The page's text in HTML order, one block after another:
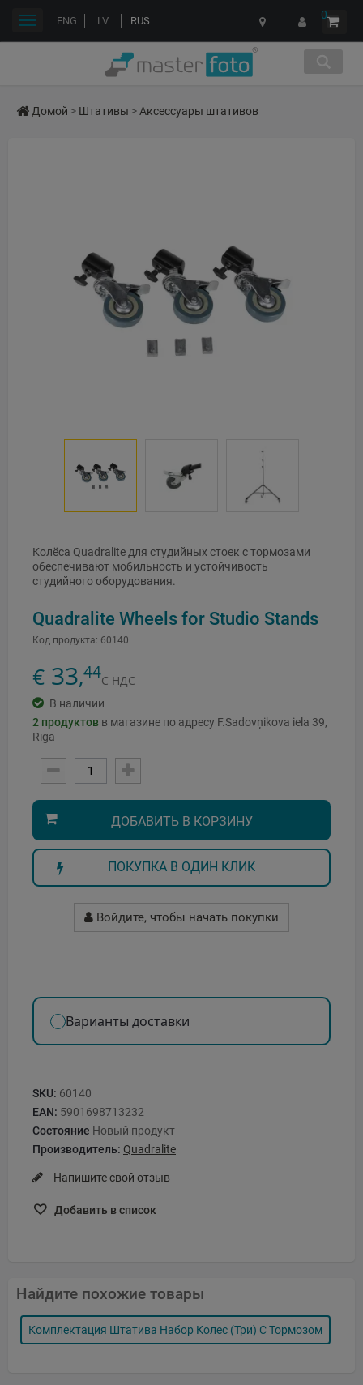
ENG LV RUS 0
Переключить
Домой > Штативы >Аксессуары штативов
Колёса Quadralite для студийных стоек с тормозами
обеспечивают мобильность и устойчивость
студийного оборудования.
Quadralite Wheels for Studio Stands
Код продукта: 60140
€ 33,44С НДС
В наличии
2 продуктов в магазине по адресу F.Sadovņikova iela 39,
Rīga
ДОБАВИТЬ В КОРЗИНУ
ПОКУПКА В ОДИН КЛИК
Войдите, чтобы начать покупки
Варианты доставки
SKU: 60140
EAN: 5901698713232
Состояние Новый продукт
Производитель: Quadralite
Напишите свой отзыв
Добавить в список
Найдите похожие товары
Комплектация Штатива Набор Колес (три) С Тормозом